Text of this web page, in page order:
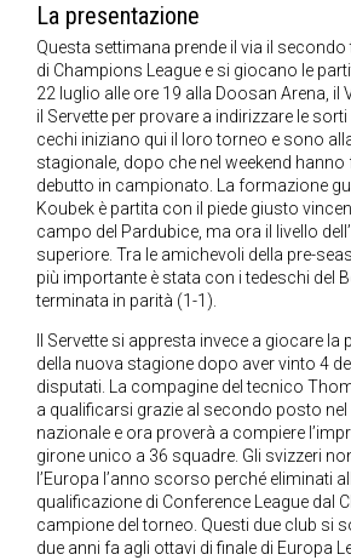
La presentazione
Questa settimana prende il via il
di Champions League e si giocano le
22 luglio alle ore 19 alla Doosan Arena, il
il Servette per provare a indirizzare le sorti
cechi iniziano qui il loro torneo e sono
stagionale, dopo che nel weekend hanno
debutto in campionato. La formazione
Koubek è partita con il piede giusto
campo del Pardubice, ma ora il livello
superiore. Tra le amichevoli della pre-
più importante è stata con i tedeschi del
terminata in parità (1-1).
Il Servette si appresta invece a giocare
della nuova stagione dopo aver vinto 4
disputati. La compagine del tecnico
a qualificarsi grazie al secondo posto
nazionale e ora proverà a compiere
girone unico a 36 squadre. Gli svizzeri
l’Europa l’anno scorso perché eliminati
qualificazione di Conference League dal
campione del torneo. Questi due club si
due anni fa agli ottavi di finale di Europa